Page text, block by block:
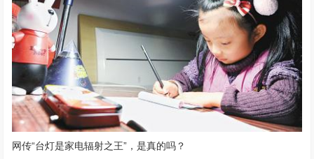
网传“台灯是家电辐射之王”，是真的吗？